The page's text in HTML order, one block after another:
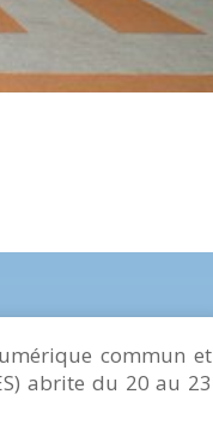
commun et
abrite du 20 au 23